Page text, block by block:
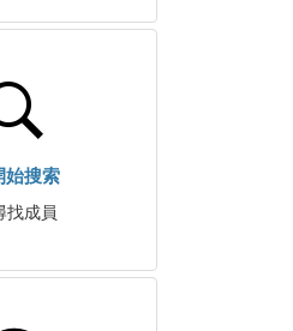
始搜索
找成員